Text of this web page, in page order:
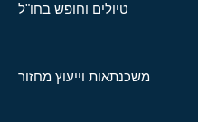
טיולים וחופש בחו"ל
משכנתאות וייעוץ מחזור